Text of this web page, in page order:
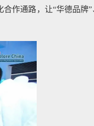
作通路，让“华德品牌”